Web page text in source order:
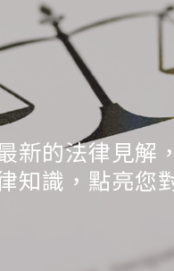
新的法律見解
知識，點亮您